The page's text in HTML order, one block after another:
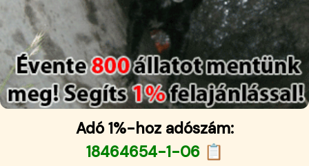
Adó 1%-hoz adószám:
18464654-1-06 📋